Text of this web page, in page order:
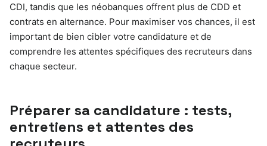
CDI, tandis que les néobanques offrent plus de CDD et
contrats en alternance. Pour maximiser vos chances, il est
important de bien cibler votre candidature et de
comprendre les attentes spécifiques des recruteurs dans
chaque secteur.
Préparer sa candidature : tests,
entretiens et attentes des